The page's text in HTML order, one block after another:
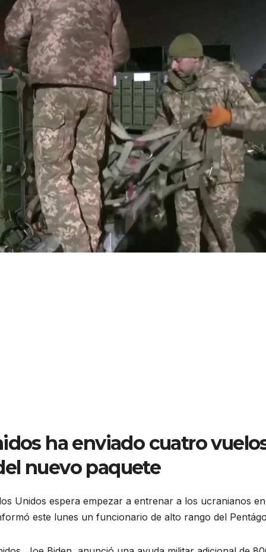
ha enviado cuatro
nuevo paquete
Unidos espera empezar a entrenar a los ucranianos
este lunes un funcionario de alto rango del